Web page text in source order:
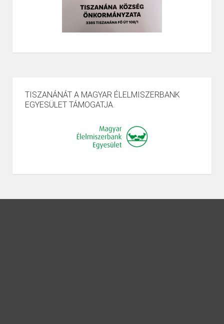
TISZANÁNÁT A MAGYAR ÉLELMISZERBANK
EGYESÜLET TÁMOGATJA.